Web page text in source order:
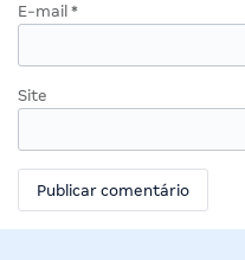
E-mail *
Site